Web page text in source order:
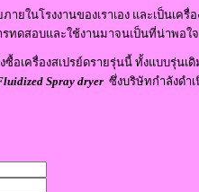
ในโรงงานของเราเอง และเป็นเครื่
ทดสอบและใช้งานมาจนเป็นที่น่าพอใ
ครื่องสเปรย์ดรายรุ่นนี้ ทั้งแบบรุ่นเดิ
Spray dryer ซึ่งบริษัทกำลังดำ